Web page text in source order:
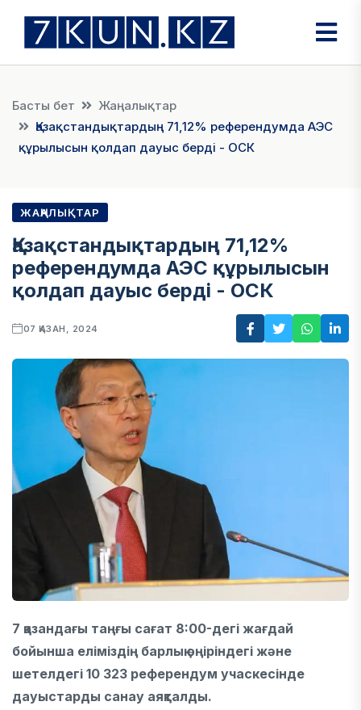
Басты бет
Жаңалықтар
Қазақстандықтардың 71,12% референдумда АЭС
құрылысын қолдап дауыс берді - ОСК
ЖАҢАЛЫҚТАР
Қазақстандықтардың 71,12%
референдумда АЭС құрылысын
қолдап дауыс берді - ОСК
07 ҚАЗАН, 2024
7 қазандағы таңғы сағат 8:00-дегі жағдай
бойынша еліміздің барлық өңіріндегі және
шетелдегі 10 323 референдум учаскесінде
дауыстарды санау аяқталды.